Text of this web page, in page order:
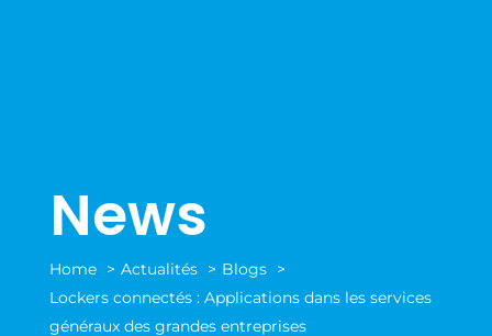
News
Home Actualités
Blogs
Lockers connectés : Applications dans les services
généraux des grandes entreprises